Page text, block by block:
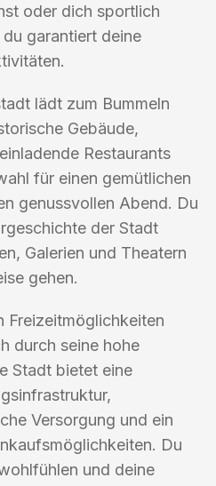
oder dich sportlich
garantiert deine
lädt zum Bummeln
Gebäude,
Restaurants
für einen gemütlichen
genussvollen Abend. Du
der Stadt
Galerien und Theatern
gehen.
Freizeitmöglichkeiten
durch seine hohe
Stadt bietet eine
Versorgung und ein
Du
und deine